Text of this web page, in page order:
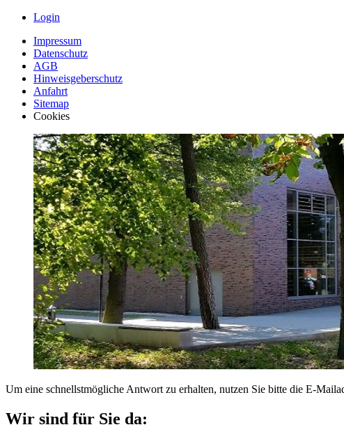
Login
Impressum
Datenschutz
AGB
Hinweisgeberschutz
Anfahrt
Sitemap
Cookies
Um eine schnellstmögliche Antwort zu erhalten, nutzen Sie bitte die E-
Wir sind für Sie da: